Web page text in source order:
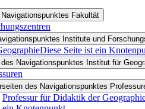
Fakultät
Institute und
Diese Seite ist ein
Navigationspunktes Institut für
des Navigationspunktes
Professur für Didaktik der